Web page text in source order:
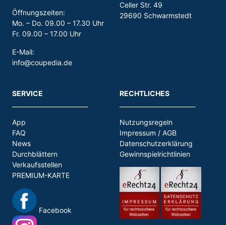
Öffnungszeiten:
Mo. – Do. 09.00 – 17.30 Uhr
Fr. 09.00 – 17.00 Uhr
E-Mail:
info@coupedia.de
Celler Str. 49
29690 Schwarmstedt
SERVICE
App
FAQ
News
Durchblättern
Verkaufsstellen
PREMIUM-KARTE
Facebook
RECHTLICHES
Nutzungsregeln
Impressum / AGB
Datenschutzerklärung
Gewinnspielrichtlinien